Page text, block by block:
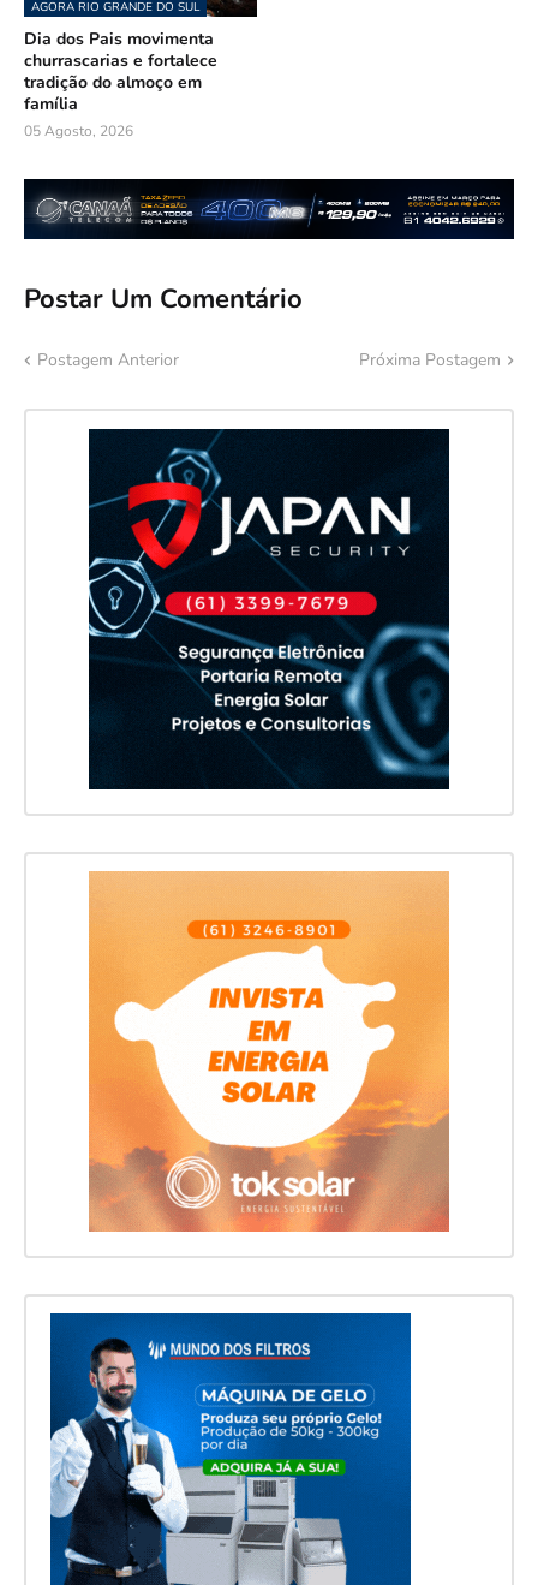
AGORA RIO GRANDE DO SUL
Dia dos Pais movimenta
churrascarias e fortalece
tradição do almoço em
família
05 Agosto, 2026
Postar Um Comentário
Postagem Anterior Próxima Postagem